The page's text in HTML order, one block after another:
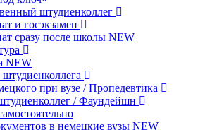
штудиенколлег
и госэкзамен
сразу после школы NEW
NEW
при вузе / Пропедевтика
/ Фаундейшн
в немецкие вузы NEW